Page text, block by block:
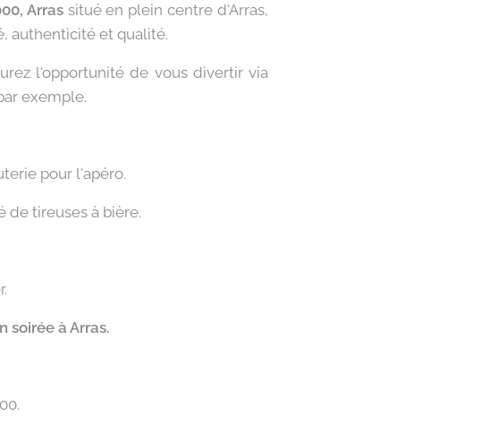
Arrassitué en plein centre d'Arras,
authenticité et qualité.
l'opportunité de vous divertir via
exemple.
pour l'apéro.
de tireuses à bière.
soirée à Arras.